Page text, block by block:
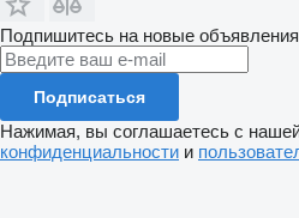
Подпишитесь на новые
Подписаться
Нажимая, вы соглашаетесь с
конфиденциальности и